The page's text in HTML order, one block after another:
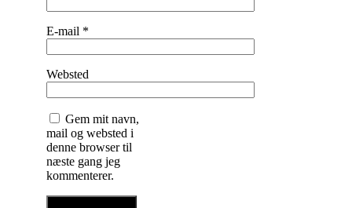
E-mail *
Websted
Gem mit navn,
mail og websted i
denne browser til
næste gang jeg
kommenterer.